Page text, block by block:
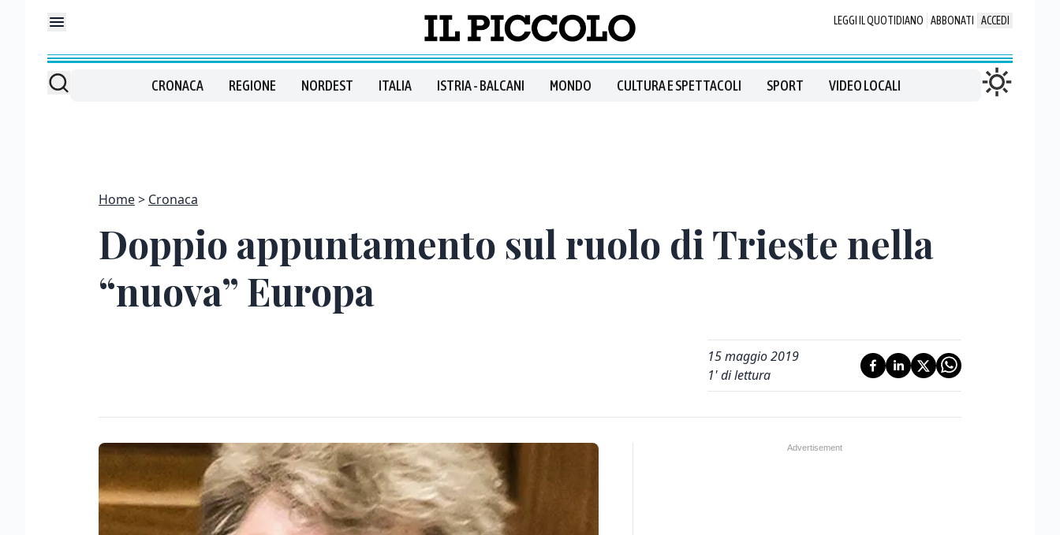
LEGGI IL QUOTIDIANO ABBONATI ACCEDI
CRONACA REGIONE NORDEST ITALIA ISTRIA - BALCANI MONDO CULTURA E SPETTACOLI SPORT VIDEO LOCALI
Home Cronaca
Doppio appuntamento sul ruolo di Trieste nella
“nuova” Europa
15 maggio 2019
1' di lettura